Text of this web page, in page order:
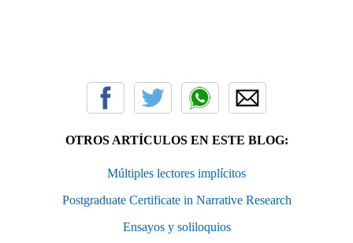
OTROS ARTÍCULOS EN ESTE BLOG:
Múltiples lectores implícitos
Postgraduate Certificate in Narrative Research
Ensayos y soliloquios